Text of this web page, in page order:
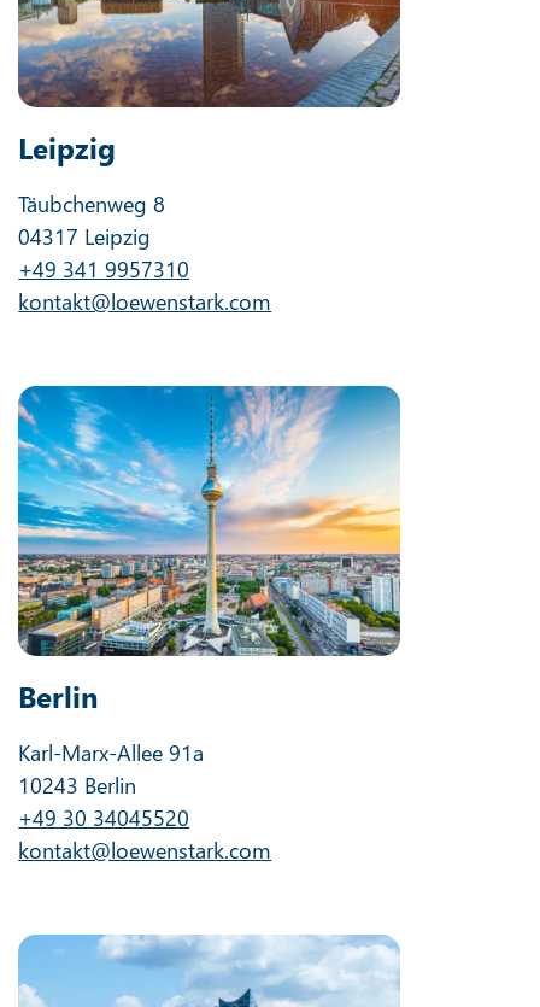
Leipzig
Täubchenweg 8
04317 Leipzig
+49 341 9957310
kontakt@loewenstark.com
Berlin
Karl-Marx-Allee 91a
10243 Berlin
+49 30 34045520
kontakt@loewenstark.com